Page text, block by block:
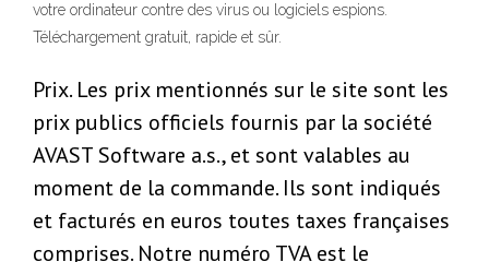
votre ordinateur contre des virus ou logiciels espions.
Téléchargement gratuit, rapide et sûr.
Prix. Les prix mentionnés sur le site sont les
prix publics officiels fournis par la société
AVAST Software a.s., et sont valables au
moment de la commande. Ils sont indiqués
et facturés en euros toutes taxes françaises
comprises. Notre numéro TVA est le